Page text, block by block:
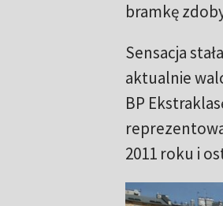
bramkę
Sensacja
aktualnie
BP
2011 roku i